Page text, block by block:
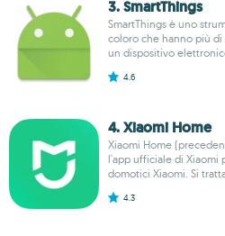
3. Smart​Things
SmartThings è uno
coloro che hanno più di
un dispositivo
4.6
4. Xiaomi Home
Xiaomi Home
l'app ufficiale di Xiaomi
domotici Xiaomi. Si
4.3